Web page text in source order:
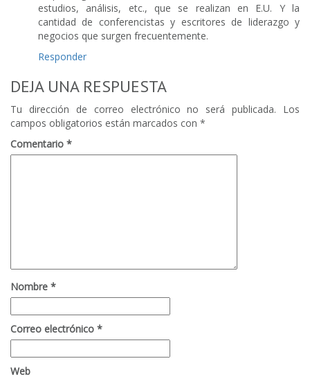
estudios, análisis, etc., que se realizan en E.U. Y la
cantidad de conferencistas y escritores de liderazgo y
negocios que surgen frecuentemente.
Responder
DEJA UNA RESPUESTA
Tu dirección de correo electrónico no será publicada.
Los
campos obligatorios están marcados con *
Comentario *
Nombre *
Correo electrónico *
Web